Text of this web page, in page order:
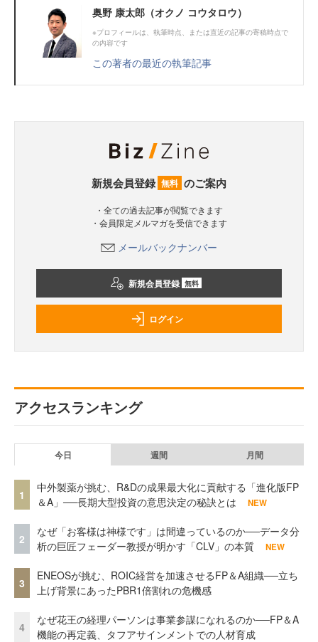
奥野 康太郎（オクノ コウタロウ）
※プロフィールは、執筆時点、または直近の記事の寄稿時点で
の内容です
この著者の最近の執筆記事
新規会員登録 無料 のご案内
・全ての過去記事が閲覧できます
・会員限定メルマガを受信できます
メールバックナンバー
新規会員登録 無料
ログイン
アクセスランキング
今日 週間 月間
1
中外製薬が挑む、R&Dの成果最大化に貢献する「進化版FP
＆A」──長期大型投資の意思決定の秘訣とは
NEW
2
なぜ「お客様は神様です」は間違っているのか──データ分
析の巨匠フェーダー教授が明かす「CLV」の本質
NEW
3
ENEOSが挑む、ROIC経営を加速させるFP＆A組織──立ち
上げ背景にあったPBR1倍割れの危機感
4
なぜ花王の経理パーソンは事業参謀になれるのか──FP＆A
機能の再定義、タフアサインメントでの人材育成